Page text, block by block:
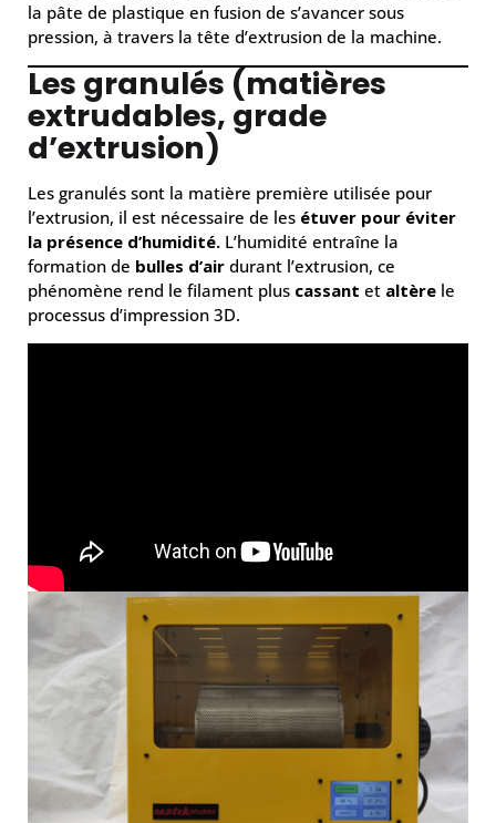
la pâte de plastique en fusion de s’avancer sous
pression, à travers la tête d’extrusion de la machine.
Les granulés (matières
extrudables, grade
d’extrusion)
Les granulés sont la matière première utilisée pour
l’extrusion, il est nécessaire de les étuver pour éviter
la présence d’humidité. L’humidité entraîne la
formation de bulles d’air durant l’extrusion, ce
phénomène rend le filament plus cassant et altère le
processus d’impression 3D.